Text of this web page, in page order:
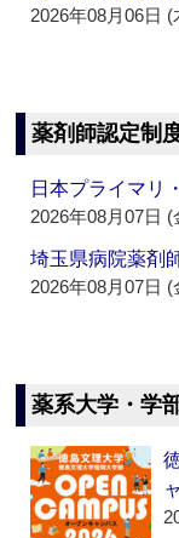
2026年08月06日 (
薬剤師認定制
日本プライマ
2026年08月07日 (
埼玉県病院薬
2026年08月07日 (
薬系大学・学